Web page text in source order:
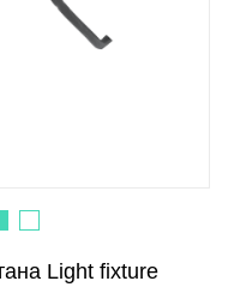
Light fixture